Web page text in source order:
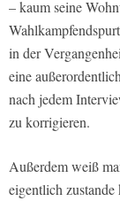
– kaum seine
in der
eine
nach jedem
zu korrigieren.
Außerdem weiß
eigentlich